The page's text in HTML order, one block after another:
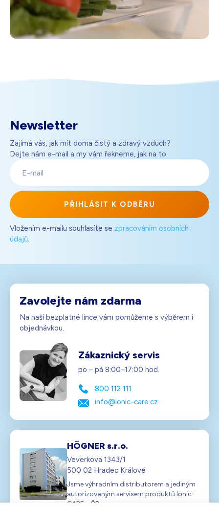
Newsletter
Zajímá vás, jak mít doma čistý a zdravý vzduch?
Dejte nám e-mail a my vám řekneme, jak na to.
PŘIHLÁSIT K ODBĚRU
Vložením e-mailu souhlasíte se zpracováním osobních
údajů.
Zavolejte nám zdarma
Na naší bezplatné lince vám pomůžeme s výběrem i
objednávkou.
Zákaznický servis
po – pá 8:00–17:00 hod.
800 112 111
info@ionic-care.cz
HÖGNER s.r.o.
Veverkova 1343/1
500 02 Hradec Králové
Jsme výhradním distributorem a jediným
autorizovaným servisem produktů Ionic-
CARE v ČR.